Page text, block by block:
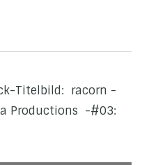
Titelbild: racorn -
Productions -#03: